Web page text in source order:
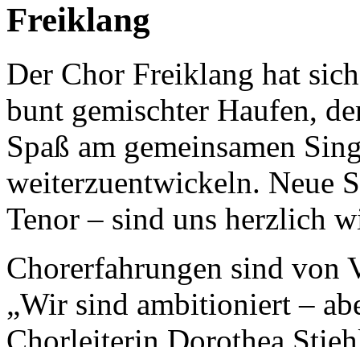
Freiklang
Der Chor Freiklang hat
bunt gemischter Haufen,
Spaß am gemeinsamen
weiterzuentwickeln. Neue
Tenor – sind uns herzlich
Chorerfahrungen sind von
„Wir sind ambitioniert –